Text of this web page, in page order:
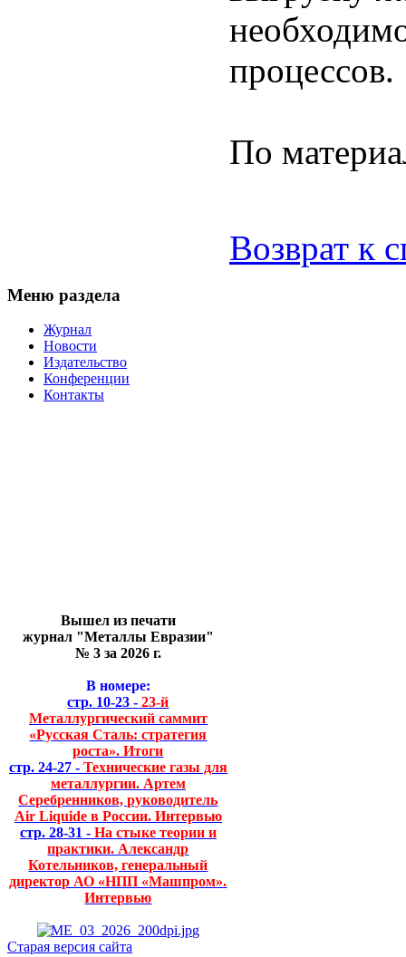
процессов.
По
Возврат к
Меню раздела
Журнал
Новости
Издательство
Конференции
Контакты
Вышел из печати
журнал "Металлы Евразии"
№ 3 за 2026 г.
В номере:
стр. 10-23 - 23-й
Металлургический саммит
«Русская Сталь: стратегия
роста». Итоги
стр. 24-27 - Технические газы для
металлургии. Артем
Серебренников, руководитель
Air Liquide в России. Интервью
стр. 28-31 - На стыке теории и
практики. Александр
Котельников, генеральный
директор АО «НПП «Машпром».
Интервью
Старая версия сайта